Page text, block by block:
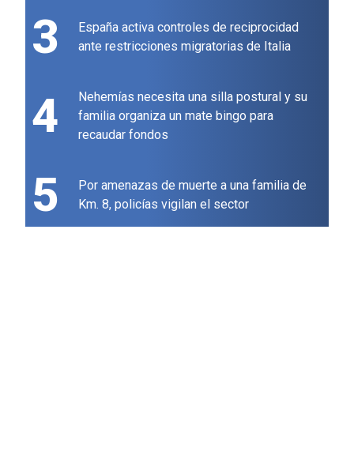
3
España activa controles de reciprocidad
ante restricciones migratorias de Italia
4
Nehemías necesita una silla postural y su
familia organiza un mate bingo para
recaudar fondos
5
Por amenazas de muerte a una familia de
Km. 8, policías vigilan el sector